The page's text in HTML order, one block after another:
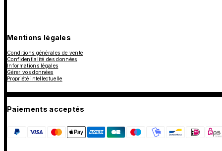
Mentions légales
Conditions générales de vente
Confidentialité des données
Informations légales
Gérer vos données
Propriété intellectuelle
Paiements acceptés